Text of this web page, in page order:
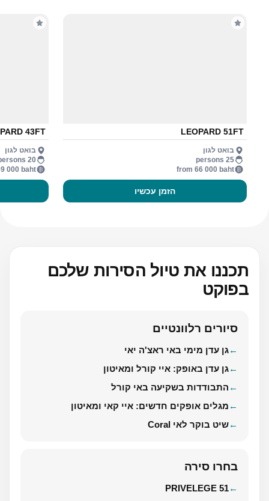
LEOPARD 51FT
בואט לגון
25 persons
from 66 000 baht
הזמן עכשיו
43FT
בואט לגון
20 persons
000 baht
תכננו את טיול הסירות שלכם
בפוקט
סיורים רלוונטיים
גן עדן מימי באי ראצ'ה יאי
גן עדן באופק: איי קורל ומאיטון
התבודדות בשקיעה באי קורל
מגלים אופקים חדשים: איי קאי ומאיטון
שיט בוקר לאי Coral
בחרו סירה
PRIVELEGE 51